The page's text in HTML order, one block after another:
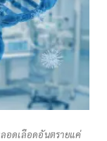
อดเลือดอันตรายแค่